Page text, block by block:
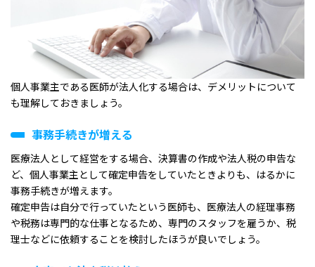
個人事業主である医師が法人化する場合は、デメリットについて
も理解しておきましょう。
事務手続きが増える
医療法人として経営をする場合、決算書の作成や法人税の申告な
ど、個人事業主として確定申告をしていたときよりも、はるかに
事務手続きが増えます。
確定申告は自分で行っていたという医師も、医療法人の経理事務
や税務は専門的な仕事となるため、専門のスタッフを雇うか、税
理士などに依頼することを検討したほうが良いでしょう。